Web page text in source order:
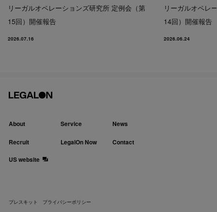
リーガルオペレーションズ研究所 定例会（第
15回）開催報告
2026.07.16
リーガルオペレ
14回）開催報告
2026.06.24
About Service News
Recruit LegalOn Now
Contact
US website
プレスキット プライバシーポリシー